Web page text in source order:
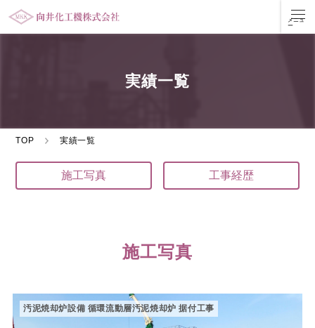
実績一覧
TOP 実績一覧
施工写真 工事経歴
施工写真
汚泥焼却炉設備 循環流動層汚泥焼却炉 据付工事